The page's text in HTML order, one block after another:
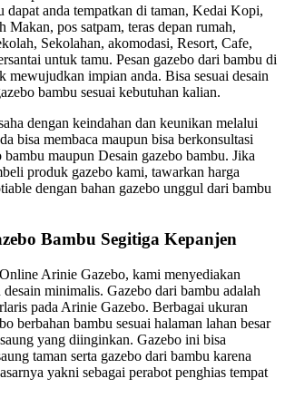
dapat anda tempatkan di taman, Kedai Kopi,
Makan, pos satpam, teras depan rumah,
Sekolahan, akomodasi, Resort, Cafe,
untuk tamu. Pesan gazebo dari bambu di
mewujudkan impian anda. Bisa sesuai desain
bambu sesuai kebutuhan kalian.
dengan keindahan dan keunikan melalui
bisa membaca maupun bisa berkonsultasi
maupun Desain gazebo bambu. Jika
produk gazebo kami, tawarkan harga
dengan bahan gazebo unggul dari bambu
Bambu Segitiga Kepanjen
Arinie Gazebo, kami menyediakan
minimalis. Gazebo dari bambu adalah
pada Arinie Gazebo. Berbagai ukuran
berbahan bambu sesuai halaman lahan besar
yang diinginkan. Gazebo ini bisa
taman serta gazebo dari bambu karena
yakni sebagai perabot penghias tempat